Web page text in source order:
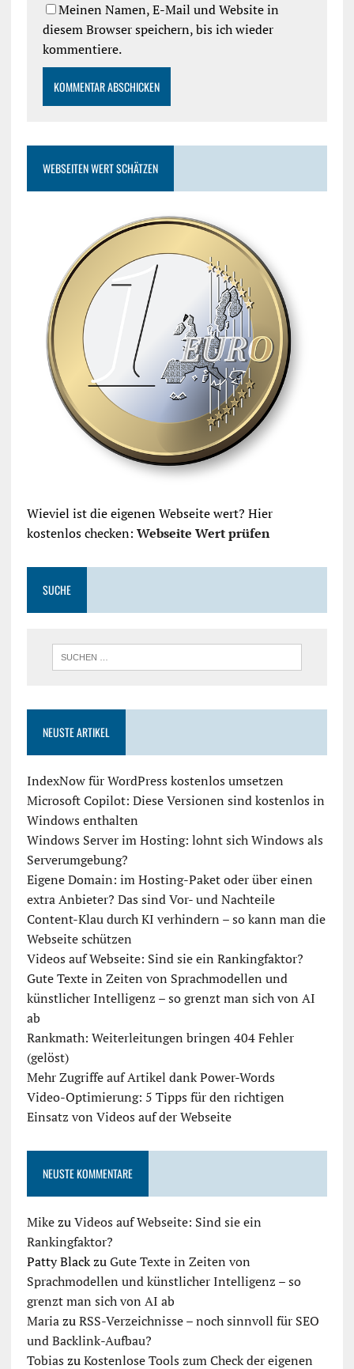
Meinen Namen, E-Mail und Website in
diesem Browser speichern, bis ich wieder
kommentiere.
WEBSEITEN WERT SCHÄTZEN
Wieviel ist die eigenen Webseite wert? Hier
kostenlos checken: Webseite Wert prüfen
SUCHE
NEUSTE ARTIKEL
IndexNow für WordPress kostenlos umsetzen
Microsoft Copilot: Diese Versionen sind kostenlos in
Windows enthalten
Windows Server im Hosting: lohnt sich Windows als
Serverumgebung?
Eigene Domain: im Hosting-Paket oder über einen
extra Anbieter? Das sind Vor- und Nachteile
Content-Klau durch KI verhindern – so kann man die
Webseite schützen
Videos auf Webseite: Sind sie ein Rankingfaktor?
Gute Texte in Zeiten von Sprachmodellen und
künstlicher Intelligenz – so grenzt man sich von AI
ab
Rankmath: Weiterleitungen bringen 404 Fehler
(gelöst)
Mehr Zugriffe auf Artikel dank Power-Words
Video-Optimierung: 5 Tipps für den richtigen
Einsatz von Videos auf der Webseite
NEUSTE KOMMENTARE
MikezuVideos auf Webseite: Sind sie ein
Rankingfaktor?
Patty BlackzuGute Texte in Zeiten von
Sprachmodellen und künstlicher Intelligenz – so
grenzt man sich von AI ab
MariazuRSS-Verzeichnisse – noch sinnvoll für SEO
und Backlink-Aufbau?
Tobias zuKostenlose Tools zum Check der eigenen